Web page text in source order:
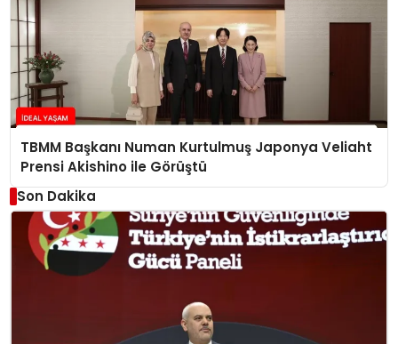
TBMM Başkanı Numan Kurtulmuş Japonya Veliaht
Prensi Akishino ile Görüştü
Son Dakika